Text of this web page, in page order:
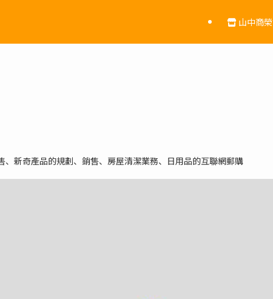
山中商
、新奇產品的規劃、銷售、房屋清潔業務、日用品的互聯網郵購